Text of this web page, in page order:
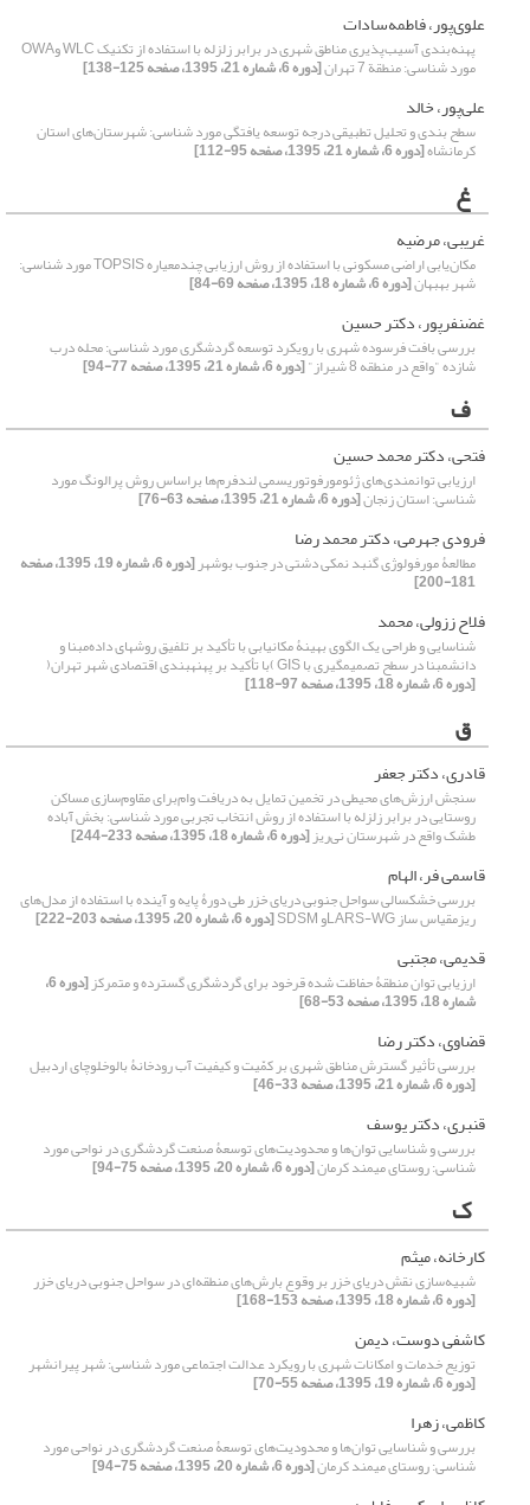
علوی‌پور، فاطمه‌سادات
پهنه‌بندی آسیب‌پذیری مناطق شهری در برابر زلزله با استفاده از تکنیک WLC وOWA
مورد شناسی: منطقة 7 تهران [دوره 6، شماره 21، 1395، صفحه 125-138]
علی‌پور، خالد
سطح بندی و تحلیل تطبیقی درجه توسعه یافتگی مورد شناسی: شهرستان‌های استان
کرمانشاه[دوره 6، شماره 21، 1395، صفحه 95-112]
غ
غریبی، مرضیه
مکان‌یابی اراضی مسکونی با استفاده از روش ارزیابی چندمعیاره TOPSIS مورد شناسی:
شهر بهبهان[دوره 6، شماره 18، 1395، صفحه 69-84]
غضنفرپور، دکتر حسین
بررسی بافت فرسوده شهری با رویکرد توسعه گردشگری مورد شناسی: محله درب
شازده "واقع در منطقه 8 شیراز" [دوره 6، شماره 21، 1395، صفحه 77-94]
ف
فتحی، دکتر محمد حسین
ارزیابی توانمندی‌های ژئومورفوتوریسمی لندفرم‌ها براساس روش پرالونگ مورد
شناسی: استان زنجان[دوره 6، شماره 21، 1395، صفحه 63-76]
فرودی جهرمی، دکتر محمد رضا
مطالعۀ مورفولوژی گنبد نمکی دشتی در جنوب بوشهر [دوره 6، شماره 19، 1395، صفحه
181-200]
فلاح ززولی، محمد
شناسایی و طراحی یک الگوی بهینۀ مکانیابی با تأکید بر تلفیق روش‎های داده‌‌مبنا و
دانش‎مبنا در سطح تصمیم‎گیری با GIS )با تأکید بر پهنه‎بندی اقتصادی شهر تهران(
[دوره 6، شماره 18، 1395، صفحه 97-118]
ق
قادری، دکتر جعفر
سنجش ارزش‌های‌ محیطی‌ در تخمین تمایل به دریافت وام‌برای مقاوم‌سازی مساکن
روستایی در برابر زلزله با استفاده از روش انتخاب تجربی مورد شناسی: بخش آباده
‌طشک واقع در شهرستان نی‌ریز[دوره 6، شماره 18، 1395، صفحه 233-244]
قاسمی فر، الهام
بررسی خشکسالی سواحل جنوبی دریای خزر طی دورۀ پایه و آینده با استفاده از مدل‌های
ریز‌مقیاس ساز LARS-WGو SDSM [دوره 6، شماره 20، 1395، صفحه 203-222]
قدیمی، مجتبی
ارزیابی توان منطقۀ حفاظت شده قرخود برای گردشگری گسترده و متمرکز [دوره 6،
شماره 18، 1395، صفحه 53-68]
قضاوی، دکتر رضا
بررسی تأثیر گسترش مناطق شهری بر کمّیت و کیفیت آب رودخانۀ بالوخلوچای اردبیل
[دوره 6، شماره 21، 1395، صفحه 33-46]
قنبری، دکتر یوسف
بررسی و شناسایی توان‌ها و محدودیت‌های توسعۀ صنعت گردشگری در نواحی مورد
شناسی: روستای میمند کرمان[دوره 6، شماره 20، 1395، صفحه 75-94]
ک
کارخانه، میثم
شبیه‌سازی نقش دریای خزر بر وقوع بارش‌های منطقه‌ای در سواحل جنوبی دریای خزر
[دوره 6، شماره 18، 1395، صفحه 153-168]
کاشفی دوست، دیمن
توزیع خدمات و امکانات شهری با رویکرد عدالت اجتماعی مورد شناسی: شهر پیرانشهر
[دوره 6، شماره 19، 1395، صفحه 55-70]
کاظمی، زهرا
بررسی و شناسایی توان‌ها و محدودیت‌های توسعۀ صنعت گردشگری در نواحی مورد
شناسی: روستای میمند کرمان[دوره 6، شماره 20، 1395، صفحه 75-94]